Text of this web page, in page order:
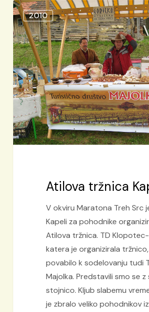
Atilova
tržnica
Kapela
2010
Atilova tržnica
V okviru Maratona Treh Src
Kapeli za pohodnike
Atilova tržnica. TD
katera je organizirala
povabilo k sodelovanju tudi
Majolka. Predstavili smo se z
stojnico. Kljub slabemu
je zbralo veliko pohodnikov